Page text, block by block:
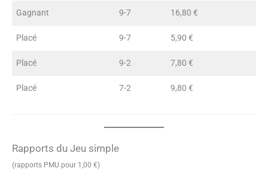
Gagnant 9-7 16,80 €
Placé 9-7 5,90 €
Placé 9-2 7,80 €
Placé 7-2 9,80 €
Rapports du Jeu simple
(rapports PMU pour 1,00 €)